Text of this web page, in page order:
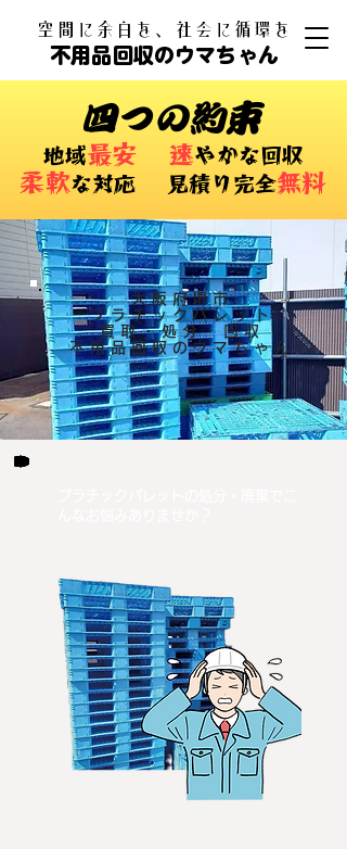
​空間に余白を、社会に循環を
不用品回収のウマちゃん
四つの約束
​地域最安 速やかな回収
柔軟な対応 ​見積り完全無料
大阪府堺市
プラチックパレット
買取・処分・回収
不用品回収のウマちゃん